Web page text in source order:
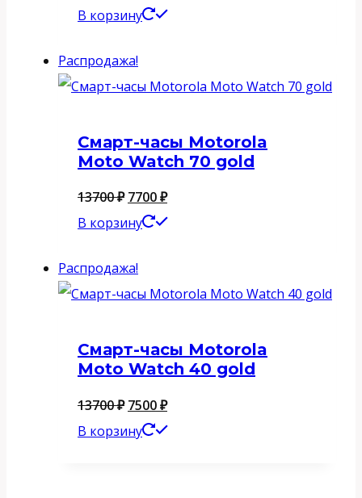
цена
62700 ₽.
В корзину
Распродажа!
Смарт-часы Motorola
Moto Watch 70 gold
13700₽ Первоначальная
цена
13700 ₽.
7700₽Текущая
цена:
В корзину
Распродажа!
Смарт-часы Motorola
Moto Watch 40 gold
13700₽ Первоначальная
цена
7500₽Текущая
цена:
В корзину